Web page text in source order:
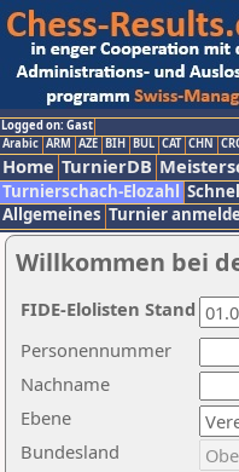
Logged on: Gast
Arabic ARM AZE BIH BUL CAT CHN
Home TurnierDB
Turnierschach-Elozahl
Allgemeines Turnier
Willkommen bei
Nachname
Ebene
Personennummer
Bundesland
FIDE-Elolisten Stand